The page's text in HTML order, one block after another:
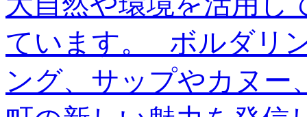
ています。 ボルダリ
ング、サップやカヌー